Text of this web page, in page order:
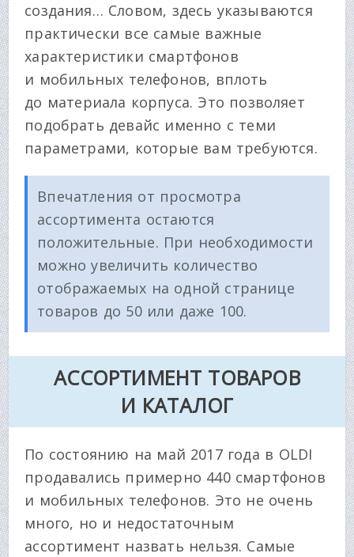
создания… Словом, здесь указываются
практически все самые важные
характеристики смартфонов
и мобильных телефонов, вплоть
до материала корпуса. Это позволяет
подобрать девайс именно с теми
параметрами, которые вам требуются.
Впечатления от просмотра
ассортимента остаются
положительные. При необходимости
можно увеличить количество
отображаемых на одной странице
товаров до 50 или даже 100.
АССОРТИМЕНТ ТОВАРОВ
И КАТАЛОГ
По состоянию на май 2017 года в OLDI
продавались примерно 440 смартфонов
и мобильных телефонов. Это не очень
много, но и недостаточным
ассортимент назвать нельзя. Самые